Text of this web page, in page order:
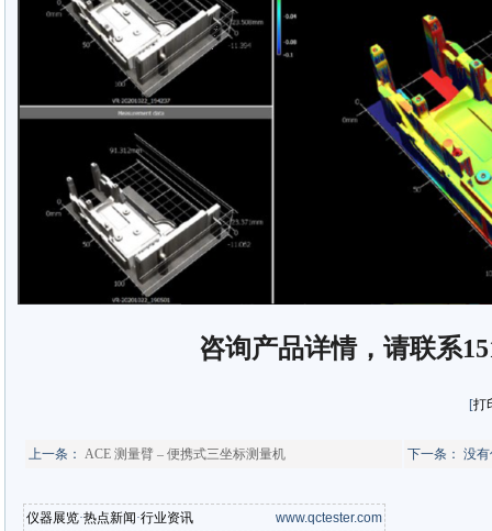
咨询产品详情，请联系
[打
上一条： ACE 测量臂 – 便携式三坐标测量机 下一条： 没
仪器展览·热点新闻·行业资讯 www.qctester.com